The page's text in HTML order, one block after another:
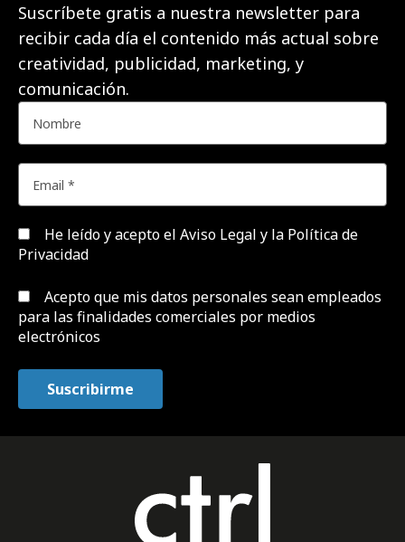
Suscríbete gratis a nuestra newsletter para
recibir cada día el contenido más actual sobre
creatividad, publicidad, marketing, y
comunicación.
He leído y acepto el Aviso Legal y la Política de
Privacidad
Acepto que mis datos personales sean empleados
para las finalidades comerciales por medios
electrónicos